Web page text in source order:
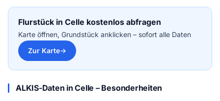
Flurstück in Celle kostenlos abfragen
Karte öffnen, Grundstück anklicken – sofort alle Daten
Zur Karte
ALKIS-Daten in Celle – Besonderheiten